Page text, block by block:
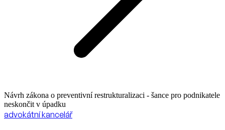
Návrh zákona o preventivní restrukturalizaci - šance pro podnikatele
neskončit v úpadku
advokátní kancelář